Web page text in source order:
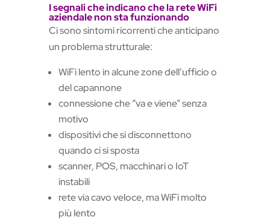
I segnali che indicano che la rete WiFi
aziendale non sta funzionando
Ci sono sintomi ricorrenti che anticipano
un problema strutturale:
WiFi lento in alcune zone dell’ufficio o
del capannone
connessione che “va e viene” senza
motivo
dispositivi che si disconnettono
quando ci si sposta
scanner, POS, macchinari o IoT
instabili
rete via cavo veloce, ma WiFi molto
più lento